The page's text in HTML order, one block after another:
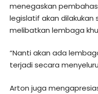
menegaskan
legislatif akan dilakukan
melibatkan lembaga
“Nanti akan ada
terjadi secara
Arton juga